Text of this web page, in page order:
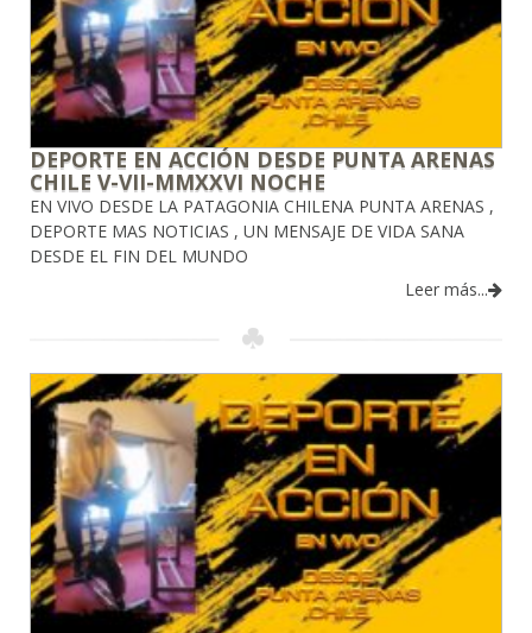
DEPORTE EN ACCIÓN DESDE PUNTA ARENAS
CHILE V-VII-MMXXVI NOCHE
EN VIVO DESDE LA PATAGONIA CHILENA PUNTA ARENAS ,
DEPORTE MAS NOTICIAS , UN MENSAJE DE VIDA SANA
DESDE EL FIN DEL MUNDO
Leer más...